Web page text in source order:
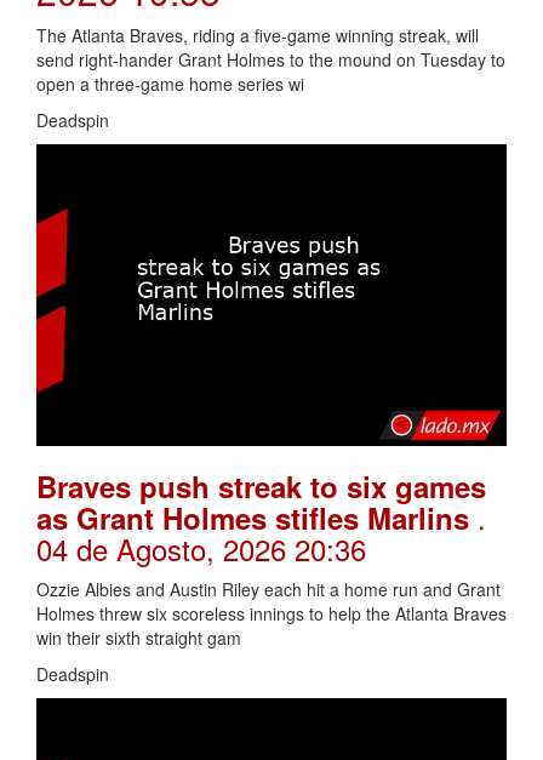
The Atlanta Braves, riding a five-game winning streak, will
send right-hander Grant Holmes to the mound on Tuesday to
open a three-game home series wi
Deadspin
Braves push streak to six games
as Grant Holmes stifles Marlins .
04 de Agosto, 2026 20:36
Ozzie Albies and Austin Riley each hit a home run and Grant
Holmes threw six scoreless innings to help the Atlanta Braves
win their sixth straight gam
Deadspin